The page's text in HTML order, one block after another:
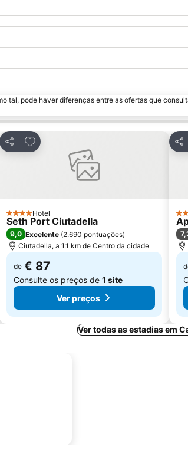
tal, pode haver diferenças entre as ofertas que
Partilhar
Adicionar aos favoritos
4 Estrelas
Hotel
Seth Port Ciutadella
9,0 Excelente (2.690 pontuações)
Ciutadella, a 1.1 km de Centro da cidade
de € 87
Consulte os preços de 1 site
Ver preços
4
Ver todas as estadias em